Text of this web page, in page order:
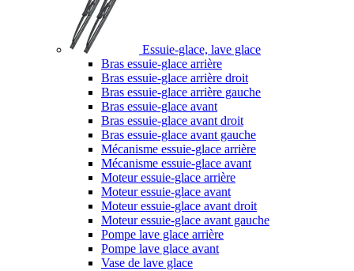
Essuie-glace, lave glace
Bras essuie-glace arrière
Bras essuie-glace arrière droit
Bras essuie-glace arrière gauche
Bras essuie-glace avant
Bras essuie-glace avant droit
Bras essuie-glace avant gauche
Mécanisme essuie-glace arrière
Mécanisme essuie-glace avant
Moteur essuie-glace arrière
Moteur essuie-glace avant
Moteur essuie-glace avant droit
Moteur essuie-glace avant gauche
Pompe lave glace arrière
Pompe lave glace avant
Vase de lave glace